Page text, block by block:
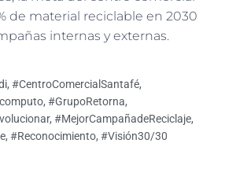
de material reciclable en 2030
internas y externas.
, #CentroComercialSantafé,
, #GrupoRetorna,
, #MejorCampañadeReciclaje,
, #Reconocimiento, #Visión30/30